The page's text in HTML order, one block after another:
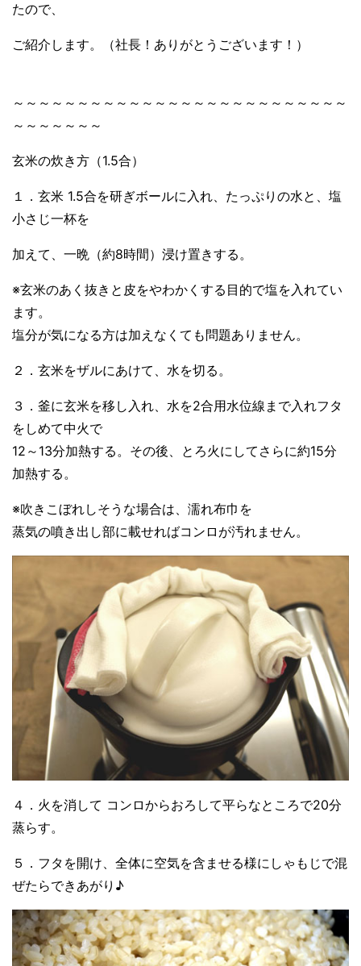
たので、
ご紹介します。（社長！ありがとうございます！）
～～～～～～～～～～～～～～～～～～～～～～～～～～
～～～～～～～
玄米の炊き方（1.5合）
１．玄米 1.5合を研ぎボールに入れ、たっぷりの水と、塩
小さじ一杯を
加えて、一晩（約8時間）浸け置きする。
※玄米のあく抜きと皮をやわかくする目的で塩を入れてい
ます。
塩分が気になる方は加えなくても問題ありません。
２．玄米をザルにあけて、水を切る。
３．釜に玄米を移し入れ、水を2合用水位線まで入れフタ
をしめて中火で
12～13分加熱する。その後、とろ火にしてさらに約15分
加熱する。
※吹きこぼれしそうな場合は、濡れ布巾を
蒸気の噴き出し部に載せればコンロが汚れません。
４．火を消して コンロからおろして平らなところで20分
蒸らす。
５．フタを開け、全体に空気を含ませる様にしゃもじで混
ぜたらできあがり♪